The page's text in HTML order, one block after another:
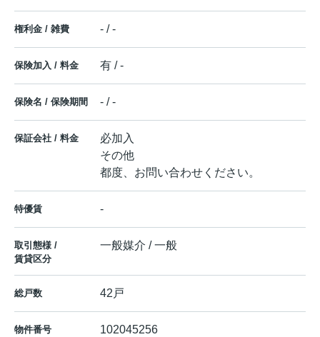
権利金 / 雑費 - / -
保険加入 / 料金 有 / -
保険名 / 保険期間 - / -
保証会社 / 料金
必加入
その他
都度、お問い合わせください。
特優賃 -
取引態様 /
賃貸区分
一般媒介 / 一般
総戸数 42戸
物件番号 102045256